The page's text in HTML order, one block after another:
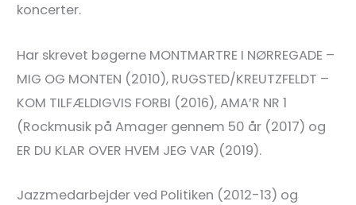
koncerter.
Har skrevet bøgerne MONTMARTRE I NØRREGADE –
MIG OG MONTEN (2010), RUGSTED/KREUTZFELDT –
KOM TILFÆLDIGVIS FORBI (2016), AMA’R NR 1
(Rockmusik på Amager gennem 50 år (2017) og
ER DU KLAR OVER HVEM JEG VAR (2019).
Jazzmedarbejder ved Politiken (2012-13) og